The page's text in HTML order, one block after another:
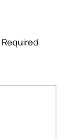
Required